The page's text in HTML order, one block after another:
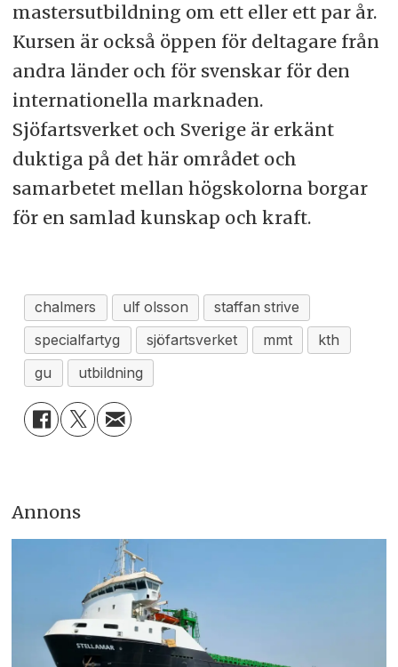
mastersutbildning om ett eller ett par år.
Kursen är också öppen för deltagare från
andra länder och för svenskar för den
internationella marknaden.
Sjöfartsverket och Sverige är erkänt
duktiga på det här området och
samarbetet mellan högskolorna borgar
för en samlad kunskap och kraft.
chalmers ulf olsson
staffan strive
specialfartyg
sjöfartsverket mmt
kth
gu
utbildning
Annons